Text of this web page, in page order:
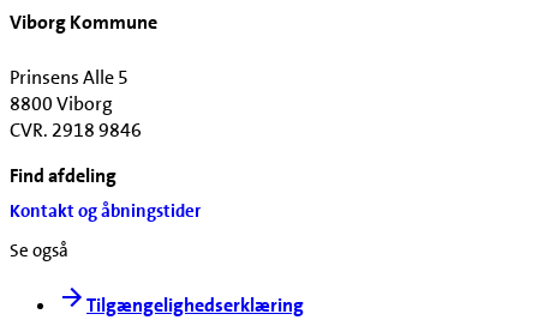
Viborg Kommune
Prinsens Alle 5
8800 Viborg
CVR. 2918 9846
Find afdeling
Kontakt og åbningstider
Se også
Tilgængelighedserklæring